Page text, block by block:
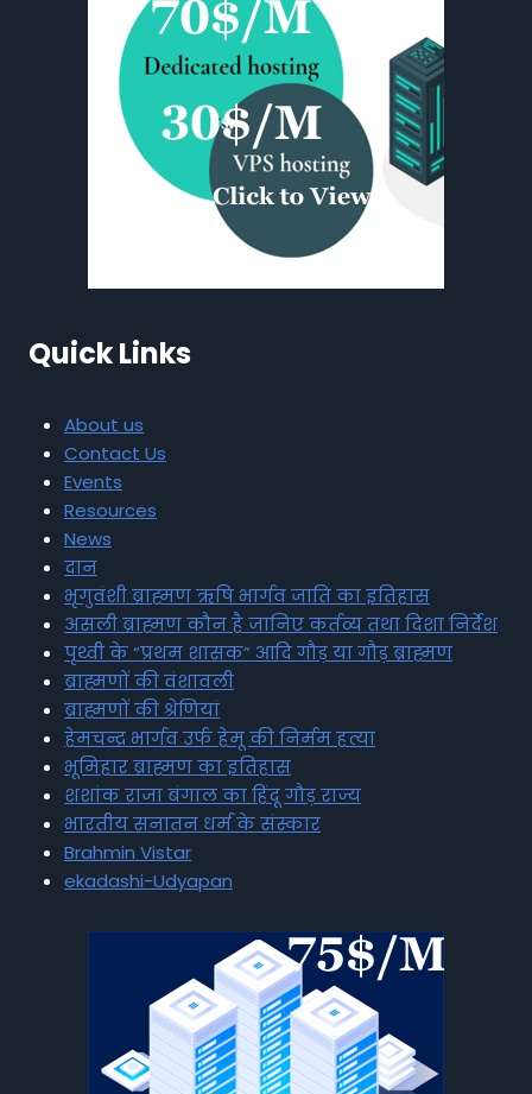
Quick Links
About us
Contact Us
Events
Resources
News
दान
भृगुवंशी ब्राह्मण ऋषि भार्गव जाति का इतिहास
असली ब्राह्मण कौन है जानिए कर्तव्य तथा दिशा निर्देश
पृथ्वी के “प्रथम शासक” आदि गौड़ या गौड़ ब्राह्मण
ब्राह्मणों की वंशावली
ब्राह्मणों की श्रेणियां
हेमचन्द्र भार्गव उर्फ हेमू की निर्मम हत्या
भूमिहार ब्राह्मण का इतिहास
शशांक राजा बंगाल का हिंदू गौड़ राज्य
भारतीय सनातन धर्म के संस्कार
Brahmin Vistar
ekadashi-Udyapan